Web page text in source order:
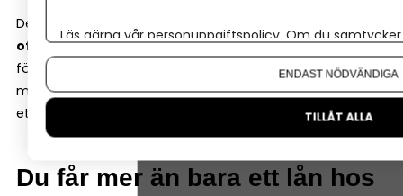
Den viktigaste skillnaden mot en vanlig bank är att
ofta kan ta större risk.Det gör att de kan finansiera
företag tidigare i utvecklingen men är också med och
möjliggör satsningar tillsammans med bank även i mer
etablerade företag.
Du får mer än bara ett lån hos
Läs gärna vår personuppgiftspolicy. Om du
Om du vill ändra ditt val i efterhand hittar du den
ENDAST NÖDVÄNDIGA
TILLÅT ALLA